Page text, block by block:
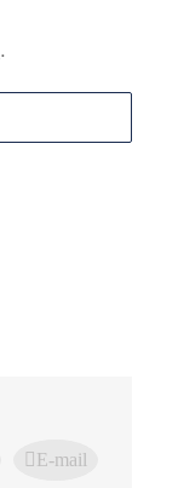
.
E-mail